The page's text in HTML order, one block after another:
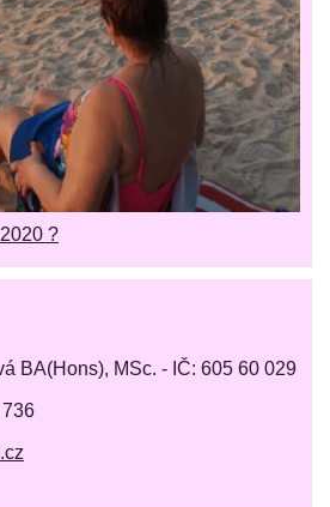
?
BA(Hons), MSc. - IČ: 605 60 029